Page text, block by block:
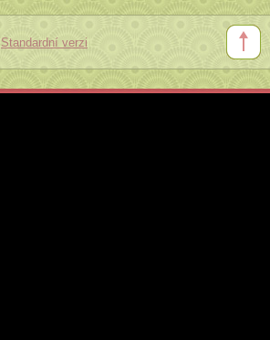
Standardní verzi